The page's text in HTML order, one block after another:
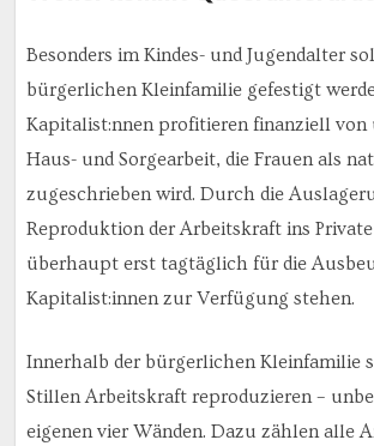
Besonders im Kindes- und Jugendalter
bürgerlichen Kleinfamilie gefestigt
Kapitalist:nnen profitieren finanziell von
Haus- und Sorgearbeit, die Frauen als
zugeschrieben wird. Durch die
Reproduktion der Arbeitskraft ins
überhaupt erst tagtäglich für die
Kapitalist:innen zur Verfügung stehen.
Innerhalb der bürgerlichen Kleinfamilie
Stillen Arbeitskraft reproduzieren –
eigenen vier Wänden. Dazu zählen alle